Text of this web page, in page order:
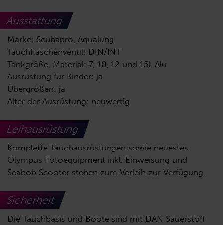
Ausstattung
Marke: Scubapro, Aqualung
Tauchflaschenventil: DIN/INT
Tankgröße, Material: 7, 10, 12 und 15l, Alu
Ausrüstung für Kinder: ja
Übergrößen: ja
Alter der Ausrüstung: neuwertig
Leihausrüstung
Komplette Tauchausrüstungen sowie neuestes
Olympus Fotoequipment inkl. Einweisung und
Seabob Scooter stehen zum Verleih zur Verfügung.
Sicherheit
Die Tauchbasis und Boote sind mit DAN Sauerstoff